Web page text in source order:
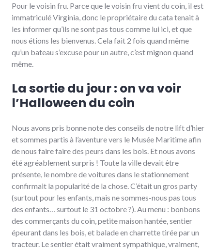
Pour le voisin fru. Parce que le voisin fru vient du coin, il est
immatriculé Virginia, donc le propriétaire du cata tenait à
les informer qu’ils ne sont pas tous comme lui ici, et que
nous étions les bienvenus. Cela fait 2 fois quand même
qu’un bateau s’excuse pour un autre, c’est mignon quand
même.
La sortie du jour : on va voir
l’Halloween du coin
Nous avons pris bonne note des conseils de notre lift d’hier
et sommes partis à l’aventure vers le Musée Maritime afin
de nous faire faire des peurs dans les bois. Et nous avons
été agréablement surpris ! Toute la ville devait être
présente, le nombre de voitures dans le stationnement
confirmait la popularité de la chose. C’était un gros party
(surtout pour les enfants, mais ne sommes-nous pas tous
des enfants… surtout le 31 octobre ?). Au menu : bonbons
des commerçants du coin, petite maison hantée, sentier
épeurant dans les bois, et balade en charrette tirée par un
tracteur. Le sentier était vraiment sympathique, vraiment,